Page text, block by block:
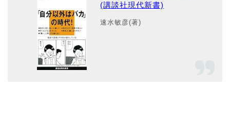
(講談社現代新書)
速水敏彦(著)